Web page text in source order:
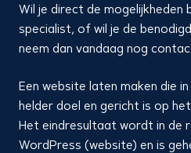
Wil je direct de mogelijkheden
specialist, of wil je de
neem dan vandaag nog
Een website laten maken die
helder doel en gericht is op
Het eindresultaat wordt in de
WordPress (website) en is